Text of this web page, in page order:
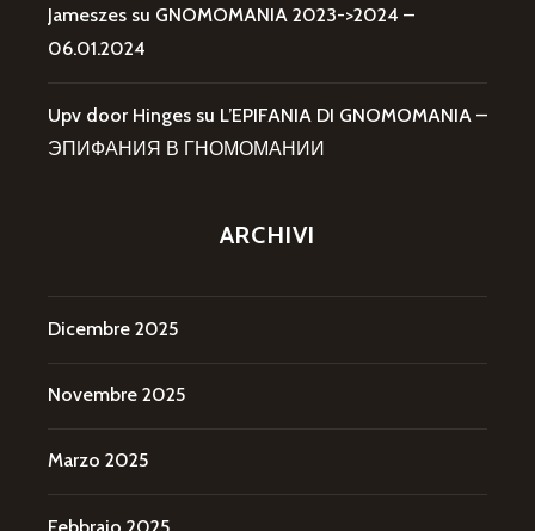
Jameszes su GNOMOMANIA 2023->2024 –
06.01.2024
Upv door Hinges su L’EPIFANIA DI GNOMOMANIA –
ЭПИФАНИЯ В ГНОМОМАНИИ
ARCHIVI
Dicembre 2025
Novembre 2025
Marzo 2025
Febbraio 2025